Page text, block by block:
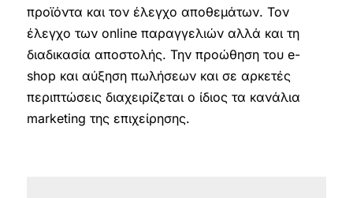
προϊόντα και τον έλεγχο αποθεμάτων. Τον
έλεγχο των online παραγγελιών αλλά και τη
διαδικασία αποστολής. Την προώθηση του e-
shop και αύξηση πωλήσεων και σε αρκετές
περιπτώσεις διαχειρίζεται ο ίδιος τα κανάλια
marketing της επιχείρησης.